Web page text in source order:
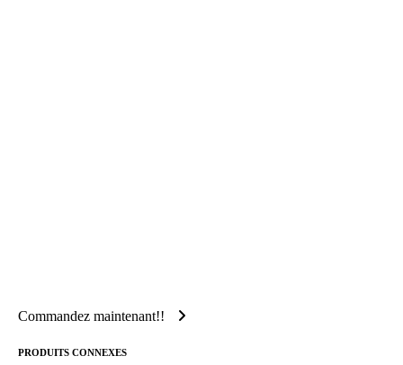
Commandez maintenant!!
PRODUITS CONNEXES